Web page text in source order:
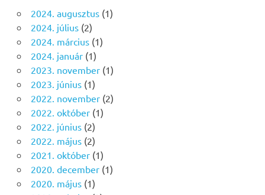
2024. augusztus(1)
2024. július(2)
2024. március(1)
2024. január(1)
2023. november(1)
2023. június(1)
2022. november(2)
2022. október(1)
2022. június(2)
2022. május(2)
2021. október(1)
2020. december(1)
2020. május(1)